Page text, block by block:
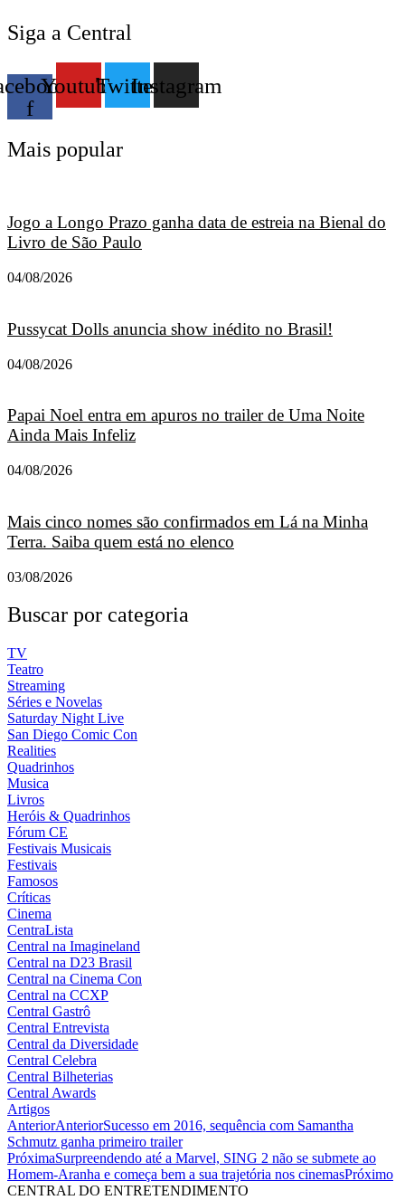
Siga a Central
f
YoutubeTwitterInstagram
Mais popular
Jogo a Longo Prazo ganha data de estreia na Bienal do
Livro de São Paulo
04/08/2026
Pussycat Dolls anuncia show inédito no Brasil!
04/08/2026
Papai Noel entra em apuros no trailer de Uma Noite
Ainda Mais Infeliz
04/08/2026
Mais cinco nomes são confirmados em Lá na Minha
Terra. Saiba quem está no elenco
03/08/2026
Buscar por categoria
TV
Teatro
Streaming
Séries e Novelas
Saturday Night Live
San Diego Comic Con
Realities
Quadrinhos
Musica
Livros
Heróis & Quadrinhos
Fórum CE
Festivais Musicais
Festivais
Famosos
Críticas
Cinema
CentraLista
Central na Imagineland
Central na D23 Brasil
Central na Cinema Con
Central na CCXP
Central Gastrô
Central Entrevista
Central da Diversidade
Central Celebra
Central Bilheterias
Central Awards
Artigos
AnteriorAnteriorSucesso em 2016, sequência com Samantha
Schmutz ganha primeiro trailer
PróximaSurpreendendo até a Marvel, SING 2 não se submete ao
Homem-Aranha e começa bem a sua trajetória nos cinemasPróximo
CENTRAL DO ENTRETENDIMENTO